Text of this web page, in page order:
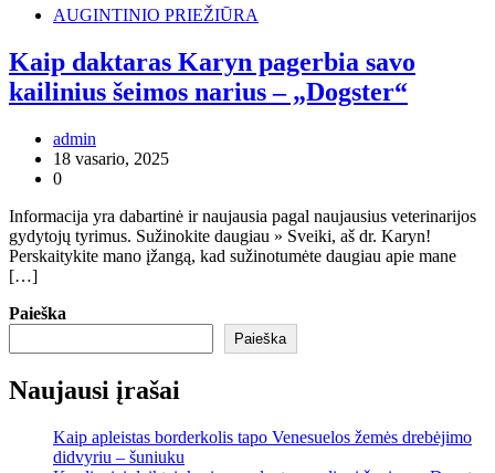
AUGINTINIO PRIEŽIŪRA
Kaip daktaras Karyn pagerbia savo
kailinius šeimos narius – „Dogster“
admin
18 vasario, 2025
0
Informacija yra dabartinė ir naujausia pagal naujausius veterinarijos
gydytojų tyrimus. Sužinokite daugiau » Sveiki, aš dr. Karyn!
Perskaitykite mano įžangą, kad sužinotumėte daugiau apie mane
[…]
Paieška
Paieška
Naujausi įrašai
Kaip apleistas borderkolis tapo Venesuelos žemės drebėjimo
didvyriu – šuniuku